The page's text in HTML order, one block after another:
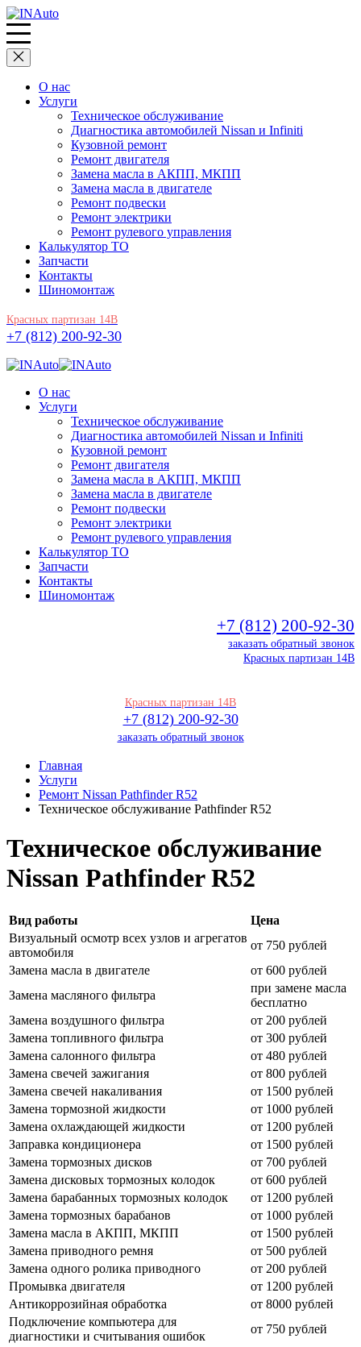
О нас
Услуги
Техническое обслуживание
Диагностика автомобилей Nissan и Infiniti
Кузовной ремонт
Ремонт двигателя
Замена масла в АКПП, МКПП
Замена масла в двигателе
Ремонт подвески
Ремонт электрики
Ремонт рулевого управления
Калькулятор ТО
Запчасти
Контакты
Шиномонтаж
Красных партизан 14В
+7 (812) 200-92-30
О нас
Услуги
Техническое обслуживание
Диагностика автомобилей Nissan и Infiniti
Кузовной ремонт
Ремонт двигателя
Замена масла в АКПП, МКПП
Замена масла в двигателе
Ремонт подвески
Ремонт электрики
Ремонт рулевого управления
Калькулятор ТО
Запчасти
Контакты
Шиномонтаж
+7 (812) 200-92-30
заказать обратный звонок
Красных партизан 14В
Красных партизан 14В
+7 (812) 200-92-30
заказать обратный звонок
Главная
Услуги
Ремонт Nissan Pathfinder R52
Техническое обслуживание Pathfinder R52
Техническое обслуживание
Nissan Pathfinder R52
Вид работы
Цена
Визуальный осмотр всех узлов и агрегатов
автомобиля
от 750 рублей
Замена масла в двигателе
от 600 рублей
Замена масляного фильтра
при замене масла
бесплатно
Замена воздушного фильтра
от 200 рублей
Замена топливного фильтра
от 300 рублей
Замена салонного фильтра
от 480 рублей
Замена свечей зажигания
от 800 рублей
Замена свечей накаливания
от 1500 рублей
Замена тормозной жидкости
от 1000 рублей
Замена охлаждающей жидкости
от 1200 рублей
Заправка кондиционера
от 1500 рублей
Замена тормозных дисков
от 700 рублей
Замена дисковых тормозных колодок
от 600 рублей
Замена барабанных тормозных колодок
от 1200 рублей
Замена тормозных барабанов
от 1000 рублей
Замена масла в АКПП, МКПП
от 1500 рублей
Замена приводного ремня
от 500 рублей
Замена одного ролика приводного
от 200 рублей
Промывка двигателя
от 1200 рублей
Антикоррозийная обработка
от 8000 рублей
Подключение компьютера для
диагностики и считывания ошибок
от 750 рублей